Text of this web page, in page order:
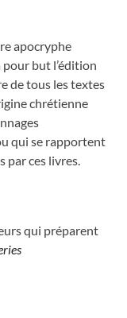
apocryphe
but l’édition
de tous les textes
chrétienne
qui se rapportent
par ces livres.
qui préparent